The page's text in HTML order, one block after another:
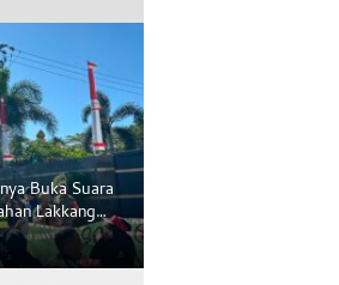
Buka Suara
Lakkang